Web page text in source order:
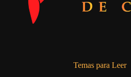
Temas para Leer